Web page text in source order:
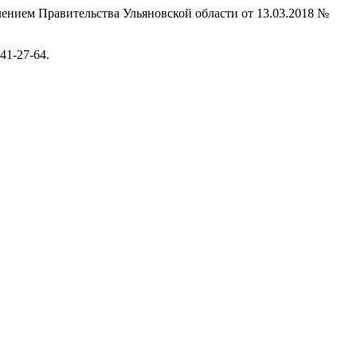
Правительства Ульяновской области от 13.03.2018 №
27-64.